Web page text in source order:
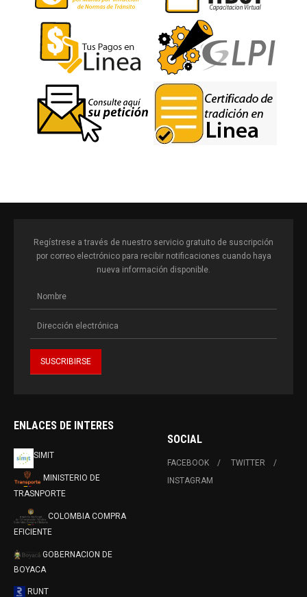
Regístrese a través de nuestro servicio gratuito de suscripción
por correo electrónico para recibir notificaciones cuando haya
nueva información disponible.
ENLACES DE INTERES
SIMIT
MINISTERIO DE
TRASNPORTE
COLOMBIA COMPRA
EFICIENTE
GOBERNACION DE
BOYACA
RUNT
SOCIAL
FACEBOOK
TWITTER
INSTAGRAM